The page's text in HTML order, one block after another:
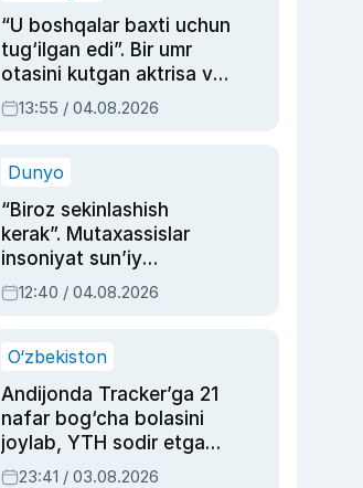
“U boshqalar baxti uchun
tug‘ilgan edi”. Bir umr
otasini kutgan aktrisa va
dublyaj ustasi Rimma
Ahmedovaning
13:55 / 04.08.2026
Dunyo
“Biroz sekinlashish
kerak”. Mutaxassislar
insoniyat sun’iy
intellektni boshqara
olmay qolishidan xavotir
12:40 / 04.08.2026
O‘zbekiston
Andijonda Tracker’ga 21
nafar bog‘cha bolasini
joylab, YTH sodir etgan
ayolga sud hukmi o‘qildi
23:41 / 03.08.2026